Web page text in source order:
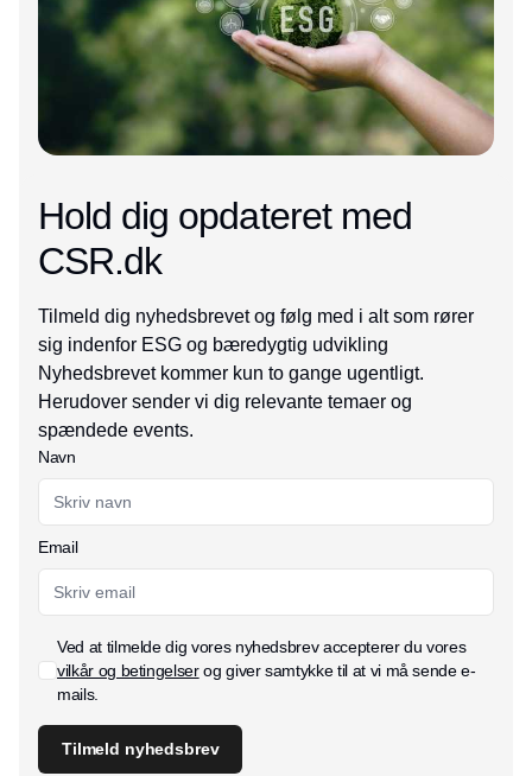
Hold dig opdateret med
CSR.dk
Tilmeld dig nyhedsbrevet og følg med i alt som rører
sig indenfor ESG og bæredygtig udvikling
Nyhedsbrevet kommer kun to gange ugentligt.
Herudover sender vi dig relevante temaer og
spændede events.
Navn
Email
Ved at tilmelde dig vores nyhedsbrev accepterer du vores
vilkår og betingelserog giver samtykke til at vi må sende e-
mails.
Tilmeld nyhedsbrev